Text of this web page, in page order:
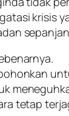
krisis
tetap